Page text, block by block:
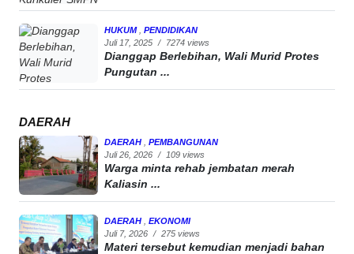
HUKUM
PENDIDIKAN
Juli 17, 2025 / 7274 views
Dianggap Berlebihan, Wali Murid Protes
Pungutan ...
DAERAH
DAERAH
PEMBANGUNAN
Juli 26, 2026 / 109 views
Warga minta rehab jembatan merah
Kaliasin ...
DAERAH
EKONOMI
Juli 7, 2026 / 275 views
Materi tersebut kemudian menjadi bahan